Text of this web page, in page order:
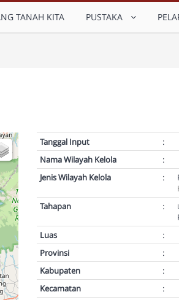
TANAH KITA PUSTAKA
Tanggal Input :
Nama Wilayah Kelola
:
Jenis Wilayah Kelola
:
Tahapan
:
Luas
:
Provinsi
:
Kabupaten
:
Kecamatan
: